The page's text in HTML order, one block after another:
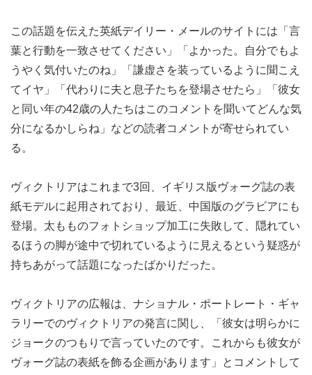
この話題を伝えた英紙デイリー・メールのサイトには「言
葉と行動を一致させてください」「よかった。自分でもよ
うやく気付いたのね」「謙虚さを装っているように聞こえ
てイヤ」「代わりに夫と息子たちを登場させたら」「彼女
と同い年の42歳の人たちはこのコメントを聞いてどんな気
分になるかしらね」などの読者コメントが寄せられてい
る。
ヴィクトリアはこれまで3回、イギリス版ヴォーグ誌の表
紙モデルに起用されており、最近、中国版のグラビアにも
登場。太もものフォトショップ加工に失敗して、隠れてい
るほうの脚が途中で切れているように見えるという疑惑が
持ちあがって話題になったばかりだった。
ヴィクトリアの広報は、ナショナル・ポートレート・ギャ
ラリーでのヴィクトリアの発言に関し、「彼女は明らかに
ジョークのつもりで言っていたのです。これからも彼女が
ヴォーグ誌の表紙を飾る企画があります」とコメントして